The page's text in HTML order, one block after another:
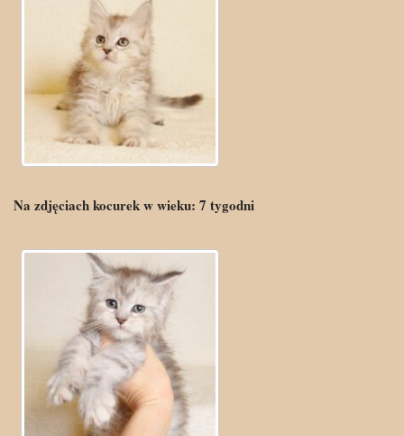
Na zdjęciach kocurek w wieku: 7 tygodni